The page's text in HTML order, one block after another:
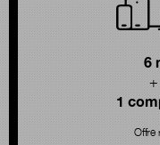
6
+
1
Offre